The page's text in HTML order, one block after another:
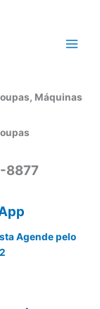
Máquinas
8877
Agende pelo